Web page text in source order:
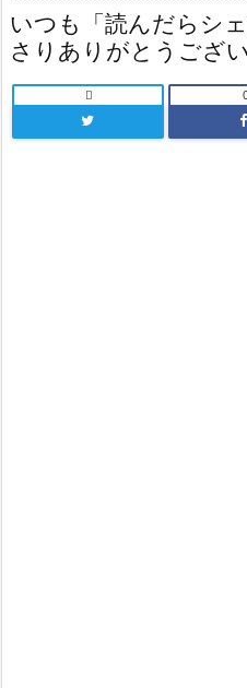
いつも「読んだらシ
さりありがとうござ
 0